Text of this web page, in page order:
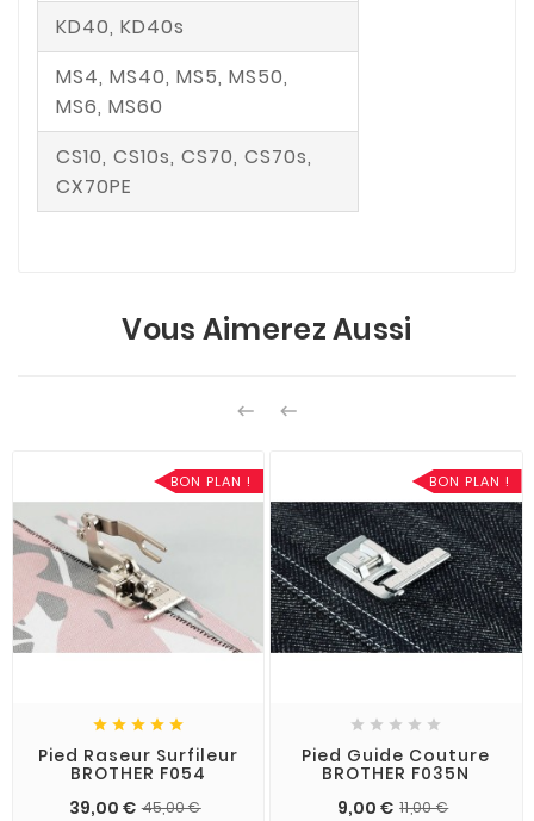
KD40, KD40s
MS4, MS40, MS5, MS50,
MS6, MS60
CS10, CS10s, CS70, CS70s,
CX70PE
Vous Aimerez Aussi
 
BON PLAN !
    
Pied Raseur Surfileur
BROTHER F054
39,00 € 45,00 €
BON PLAN !
    
Pied Guide Couture
BROTHER F035N
9,00 € 11,00 €